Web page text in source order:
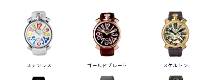
ステンレス ゴールドプレート スケルトン